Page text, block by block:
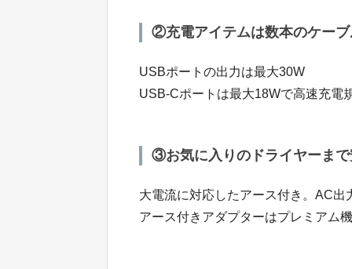
②充電アイテムは数本のケー
USBポートの出力は最大30W
USB-Cポートは最大18Wで高速充電
③お気に入りのドライヤーま
大電流に対応したアース付き。AC
アース付きアダプターはプレミアム